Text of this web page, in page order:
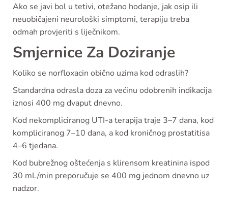
Ako se javi bol u tetivi, otežano hodanje, jak osip ili
neuobičajeni neurološki simptomi, terapiju treba
odmah provjeriti s liječnikom.
Smjernice Za Doziranje
Koliko se norfloxacin obično uzima kod odraslih?
Standardna odrasla doza za većinu odobrenih indikacija
iznosi 400 mg dvaput dnevno.
Kod nekompliciranog UTI-a terapija traje 3–7 dana, kod
kompliciranog 7–10 dana, a kod kroničnog prostatitisa
4–6 tjedana.
Kod bubrežnog oštećenja s klirensom kreatinina ispod
30 mL/min preporučuje se 400 mg jednom dnevno uz
nadzor.